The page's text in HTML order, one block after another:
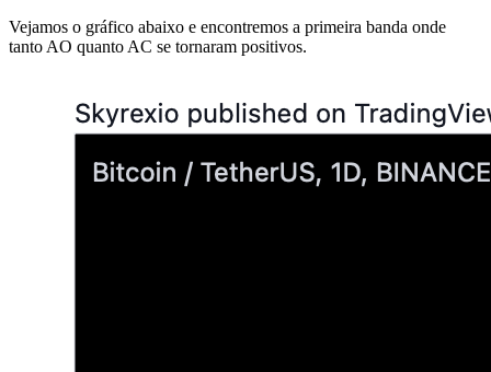
Vejamos o gráfico abaixo e encontremos a primeira banda onde
tanto AO quanto AC se tornaram positivos.